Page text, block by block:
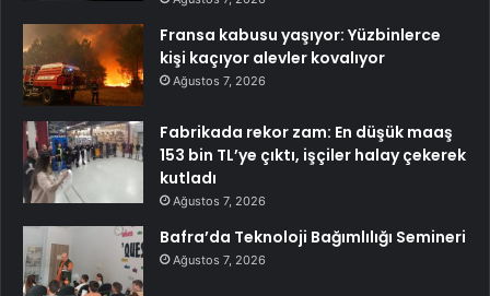
Fransa kabusu yaşıyor: Yüzbinlerce
kişi kaçıyor alevler kovalıyor
Ağustos 7, 2026
Fabrikada rekor zam: En düşük maaş
153 bin TL’ye çıktı, işçiler halay çekerek
kutladı
Ağustos 7, 2026
Bafra’da Teknoloji Bağımlılığı Semineri
Ağustos 7, 2026